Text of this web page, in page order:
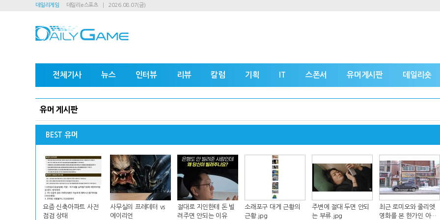
데일리게임 데일리e스포츠 2026.08.07(금)
전체기사 뉴스 인터뷰 리뷰 칼럼 기획 IT 스폰서 유머게시판 데일리숏
유머 게시판
BEST 유머
요즘 신축아파트 사전
점검 상태
사무실의 프레데터 vs
에이리언
절대로 지인한테 돈 빌
려주면 안되는 이유
소래포구 대게 근황의
근황.jpg
주변에 절대 두면 안되
는 부류.jpg
최근 로미오와 줄리엣
영화를 본 한가인 아들